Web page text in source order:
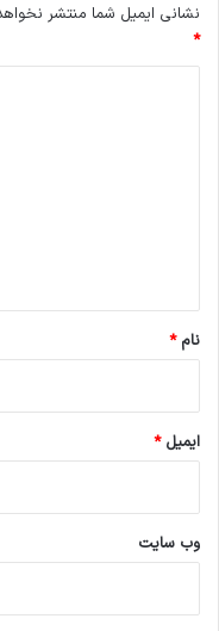
نشانی ایمیل شما منتشر
*
نام*
ایمیل*
وب‌ سایت